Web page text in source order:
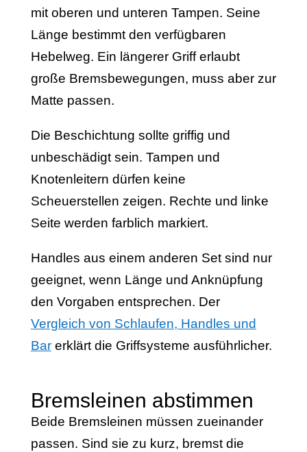
mit oberen und unteren Tampen. Seine
Länge bestimmt den verfügbaren
Hebelweg. Ein längerer Griff erlaubt
große Bremsbewegungen, muss aber zur
Matte passen.
Die Beschichtung sollte griffig und
unbeschädigt sein. Tampen und
Knotenleitern dürfen keine
Scheuerstellen zeigen. Rechte und linke
Seite werden farblich markiert.
Handles aus einem anderen Set sind nur
geeignet, wenn Länge und Anknüpfung
den Vorgaben entsprechen. Der
Vergleich von Schlaufen, Handles und
Barerklärt die Griffsysteme ausführlicher.
Bremsleinen abstimmen
Beide Bremsleinen müssen zueinander
passen. Sind sie zu kurz, bremst die